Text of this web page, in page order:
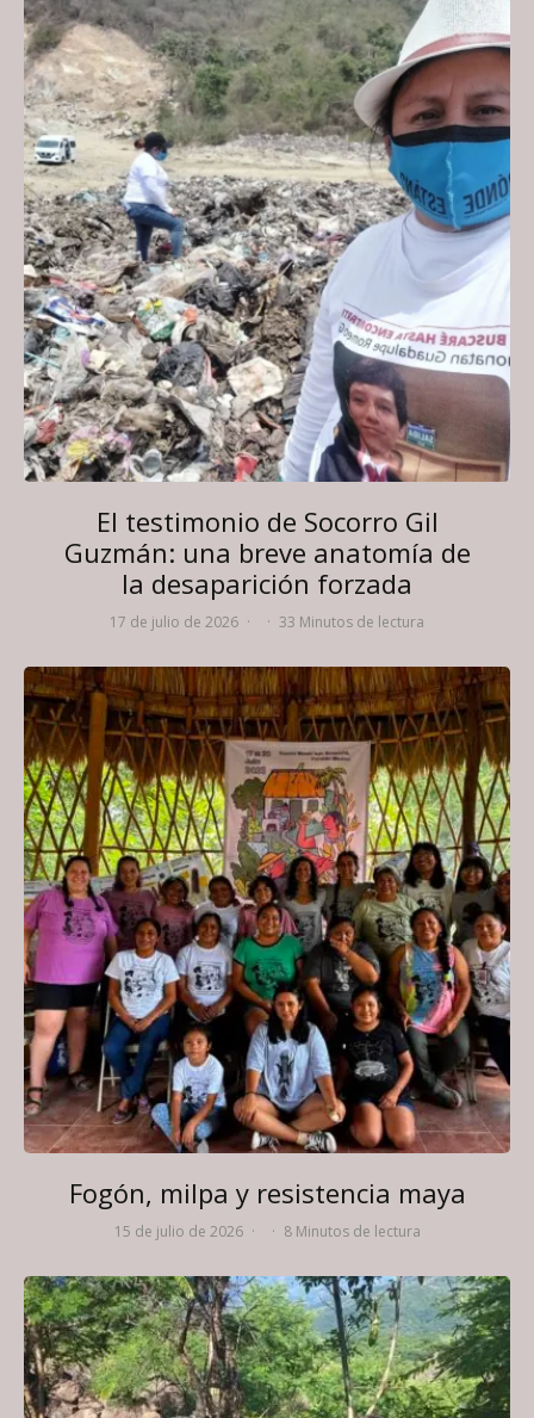
El testimonio de Socorro Gil
Guzmán: una breve anatomía de
la desaparición forzada
17 de julio de 2026 · · 33 Minutos de lectura
Fogón, milpa y resistencia maya
15 de julio de 2026 · · 8 Minutos de lectura